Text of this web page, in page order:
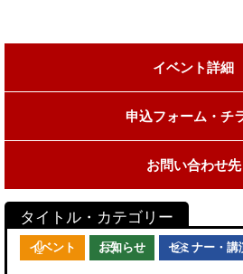
イベント詳細
申込フォーム・チ
お問い合わせ先
イベント お知らせ セミナー・講